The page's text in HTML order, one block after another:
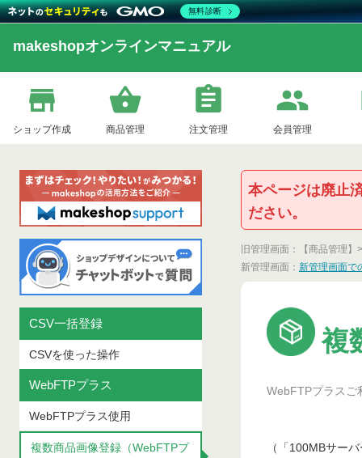
makeshopオンラインマニュアル
ショップ作成 商品管理 注文管理 会員管理
CSV一括登録
CSVを使った操作
WebFTPプラス
WebFTPプラス使用
複数商品画像登録（WebFTPプ
本ページは廃止
ださい。
旧管理画面：【商品管理】>
新管理画面： 新管理画面で
複
WebFTPプラスご
（「100MBサー
無料診断